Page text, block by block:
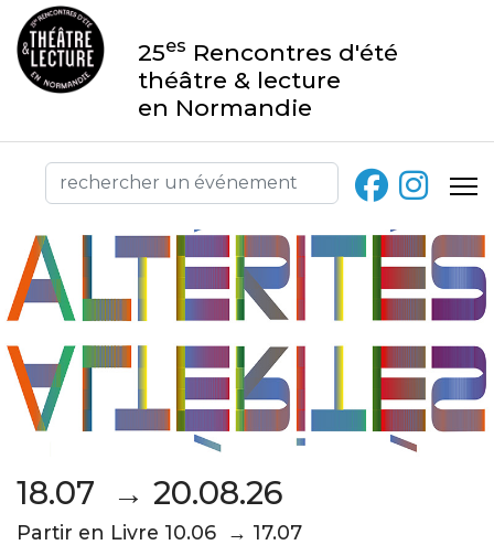
25es Rencontres d'été
théâtre & lecture
en Normandie
18.07 → 20.08.26
Partir en Livre 10.06 → 17.07